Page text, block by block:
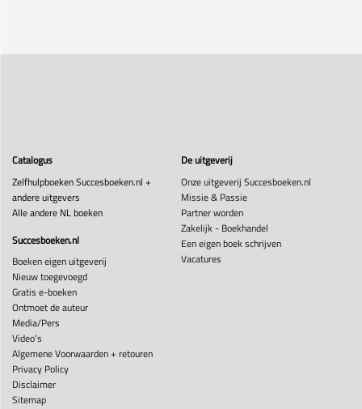
Catalogus
Zelfhulpboeken Succesboeken.nl +
andere uitgevers
Alle andere NL boeken
Succesboeken.nl
Boeken eigen uitgeverij
Nieuw toegevoegd
Gratis e-boeken
Ontmoet de auteur
Media/Pers
Video's
Algemene Voorwaarden + retouren
Privacy Policy
Disclaimer
Sitemap
De uitgeverij
Onze uitgeverij Succesboeken.nl
Missie & Passie
Partner worden
Zakelijk - Boekhandel
Een eigen boek schrijven
Vacatures